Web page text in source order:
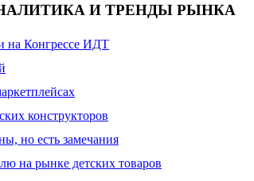
И ТРЕНДЫ РЫНКА
на Конгрессе ИДТ
конструкторов
но есть замечания
на рынке детских товаров